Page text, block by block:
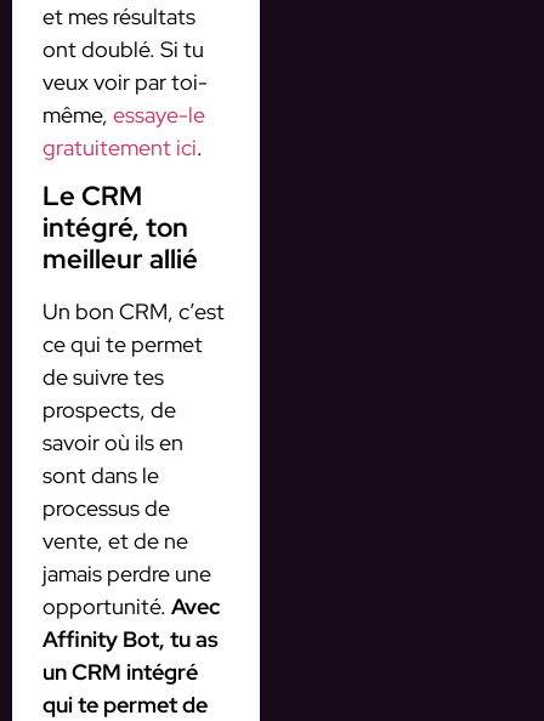
et mes résultats
ont doublé. Si tu
veux voir par toi-
même, essaye-le
gratuitement ici.
Le CRM
intégré, ton
meilleur allié
Un bon CRM, c’est
ce qui te permet
de suivre tes
prospects, de
savoir où ils en
sont dans le
processus de
vente, et de ne
jamais perdre une
opportunité. Avec
Affinity Bot, tu as
un CRM intégré
qui te permet de